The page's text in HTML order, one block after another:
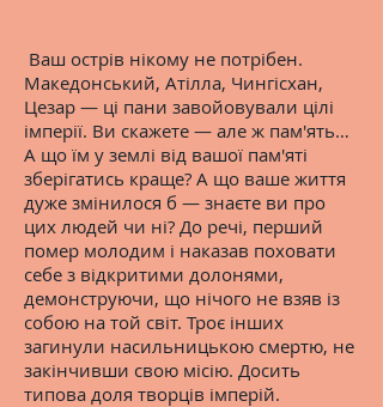
Ваш острів нікому не потрібен.
Македонський, Атілла, Чингісхан,
Цезар — ці пани завойовували цілі
імперії. Ви скажете — але ж пам'ять…
А що їм у землі від вашої пам'яті
зберігатись краще? А що ваше життя
дуже змінилося б — знаєте ви про
цих людей чи ні? До речі, перший
помер молодим і наказав поховати
себе з відкритими долонями,
демонструючи, що нічого не взяв із
собою на той світ. Троє інших
загинули насильницькою смертю, не
закінчивши свою місію. Досить
типова доля творців імперій.